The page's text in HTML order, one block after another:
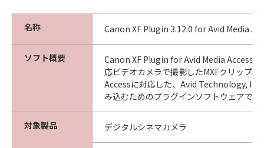
名称 Canon XF Plugin 3.12.0 for Avid Media
ソフト概要
Canon XF Plugin for Avid Media Access
応ビデオカメラで撮影したMXFクリップを
Accessに対応した、Avid Technology,
み込むためのプラグインソフトウェアです
対象製品 デジタルシネマカメラ